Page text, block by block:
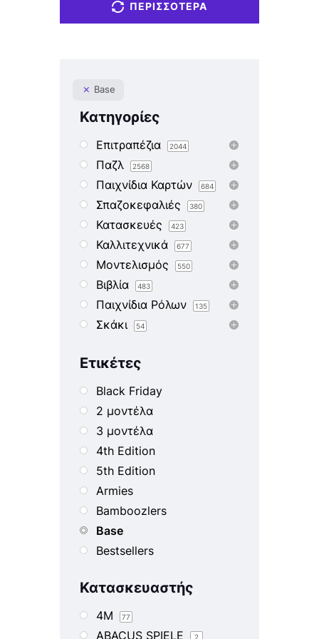
ΠΕΡΙΣΣΌΤΕΡΑ
Base
Κατηγορίες
Επιτραπέζια 2044
Παζλ 2568
Παιχνίδια Καρτών 684
Σπαζοκεφαλιές 380
Κατασκευές 423
Καλλιτεχνικά 677
Μοντελισμός 550
Βιβλία 483
Παιχνίδια Ρόλων 135
Σκάκι 54
Ετικέτες
Black Friday
2 μοντέλα
3 μοντέλα
4th Edition
5th Edition
Armies
Bamboozlers
Base
Bestsellers
Book
Book 1
Book 2
Κατασκευαστής
4M 77
ABACUS SPIELE 2